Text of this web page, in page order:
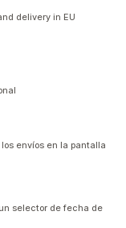
delivery in EU
envíos en la pantalla
selector de fecha de